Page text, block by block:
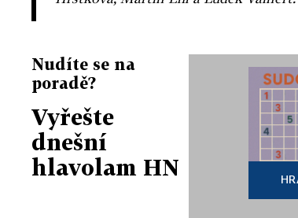
Nudíte se na
poradě?
Vyřešte
dnešní
hlavolam HN